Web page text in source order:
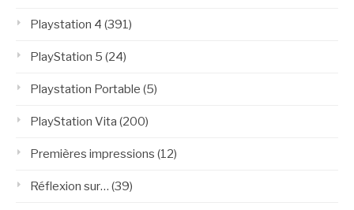
Playstation 4 (391)
PlayStation 5 (24)
Playstation Portable (5)
PlayStation Vita (200)
Premières impressions (12)
Réflexion sur… (39)